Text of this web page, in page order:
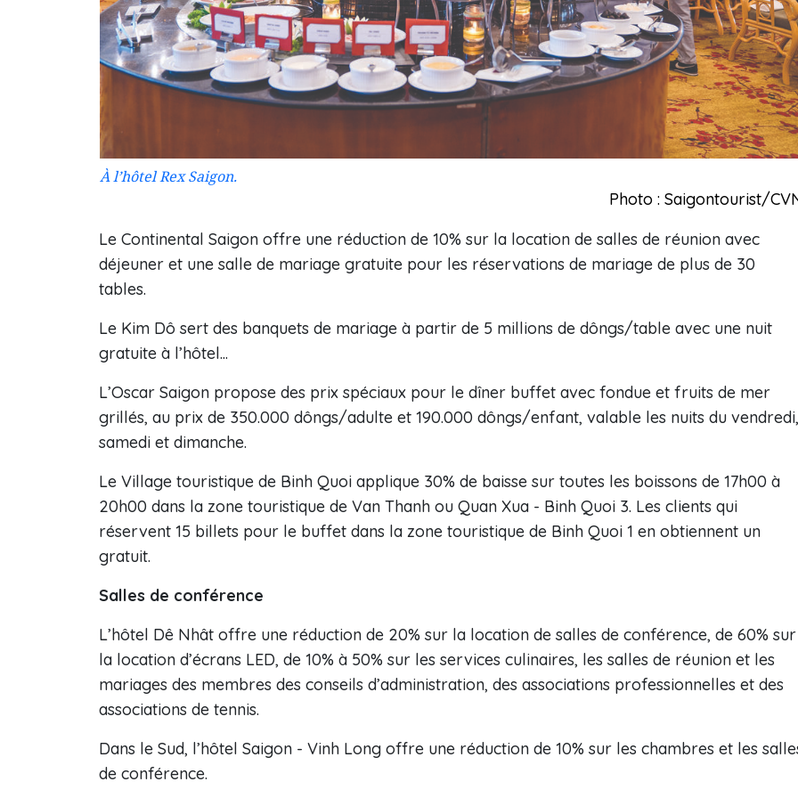
À l’hôtel Rex Saigon.
Photo : Saigontourist/
Le Continental Saigon offre une réduction de 10% sur la location de salles de réunion avec
déjeuner et une salle de mariage gratuite pour les réservations de mariage de plus de 30
tables.
Le Kim Dô sert des banquets de mariage à partir de 5 millions de dôngs/table avec une nuit
gratuite à l’hôtel...
L’Oscar Saigon propose des prix spéciaux pour le dîner buffet avec fondue et fruits de mer
grillés, au prix de 350.000 dôngs/adulte et 190.000 dôngs/enfant, valable les nuits du vendredi,
samedi et dimanche.
Le Village touristique de Binh Quoi applique 30% de baisse sur toutes les boissons de 17h00 à
20h00 dans la zone touristique de Van Thanh ou Quan Xua - Binh Quoi 3. Les clients qui
réservent 15 billets pour le buffet dans la zone touristique de Binh Quoi 1 en obtiennent un
gratuit.
Salles de conférence
L’hôtel Dê Nhât offre une réduction de 20% sur la location de salles de conférence, de 60% sur
la location d’écrans LED, de 10% à 50% sur les services culinaires, les salles de réunion et les
mariages des membres des conseils d’administration, des associations professionnelles et des
associations de tennis.
Dans le Sud, l’hôtel Saigon - Vinh Long offre une réduction de 10% sur les chambres et les
de conférence.